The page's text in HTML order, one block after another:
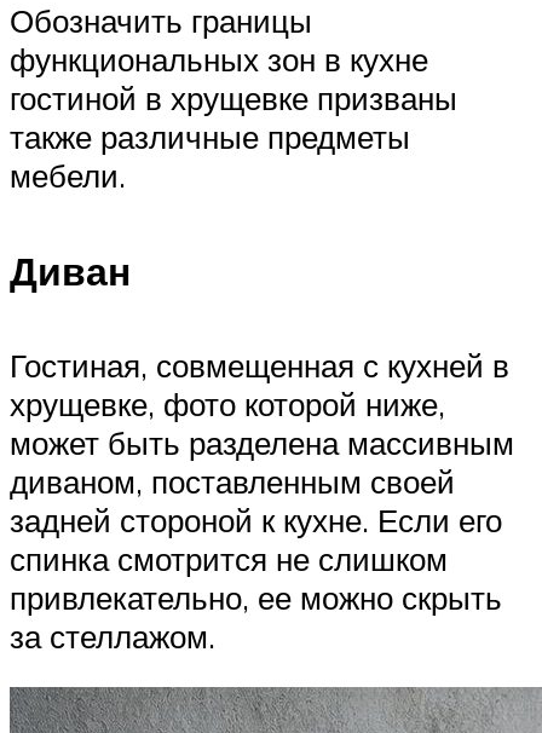
Обозначить границы
функциональных зон в кухне
гостиной в хрущевке призваны
также различные предметы
мебели.
Диван
Гостиная, совмещенная с кухней в
хрущевке, фото которой ниже,
может быть разделена массивным
диваном, поставленным своей
задней стороной к кухне. Если его
спинка смотрится не слишком
привлекательно, ее можно скрыть
за стеллажом.